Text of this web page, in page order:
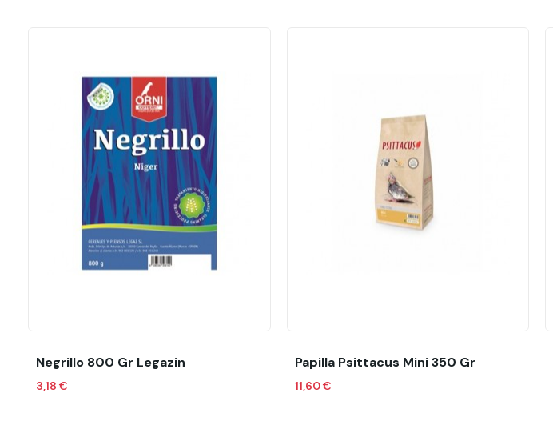
Negrillo 800 Gr Legazin
3,18 €
Papilla Psittacus Mini 350 Gr
11,60 €